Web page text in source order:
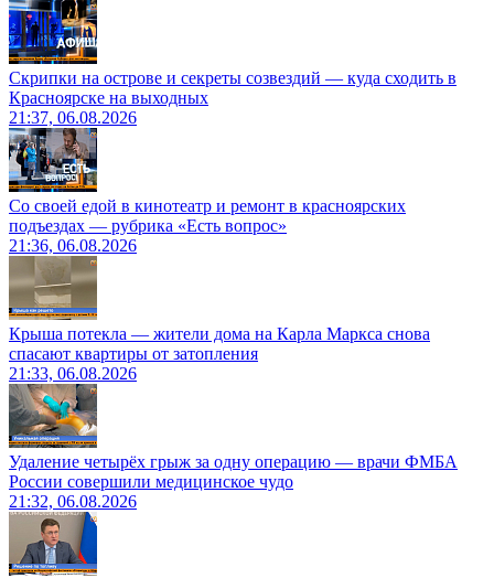
Скрипки на острове и секреты созвездий — куда сходить в
Красноярске на выходных
21:37, 06.08.2026
Со своей едой в кинотеатр и ремонт в красноярских
подъездах — рубрика «Есть вопрос»
21:36, 06.08.2026
Крыша потекла — жители дома на Карла Маркса снова
спасают квартиры от затопления
21:33, 06.08.2026
Удаление четырёх грыж за одну операцию — врачи ФМБА
России совершили медицинское чудо
21:32, 06.08.2026